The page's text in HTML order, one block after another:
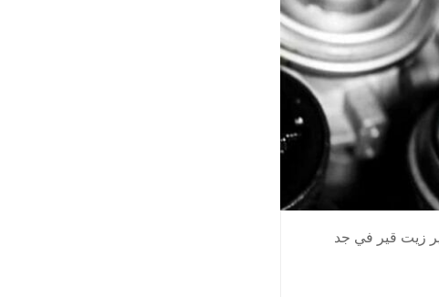
زيت قير في جد